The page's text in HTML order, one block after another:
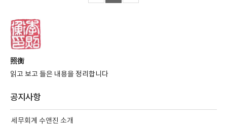
照衡
읽고 보고 들은 내용을 정리합니다
공지사항
세무회계 수앤진 소개